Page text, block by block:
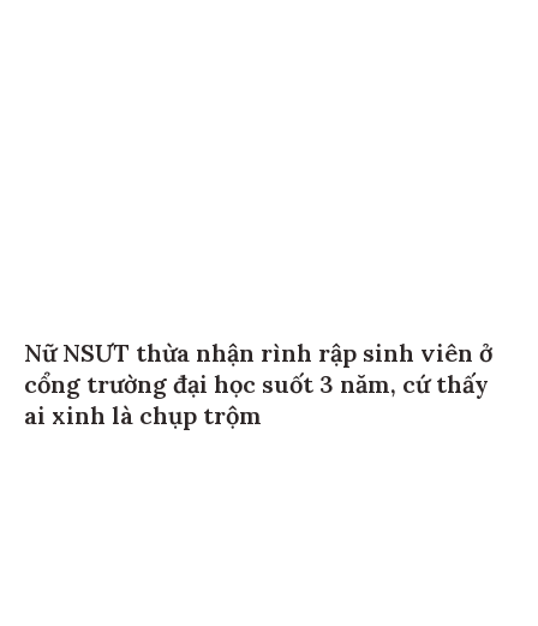
Nữ NSƯT thừa nhận rình rập sinh viên ở
cổng trường đại học suốt 3 năm, cứ thấy
ai xinh là chụp trộm